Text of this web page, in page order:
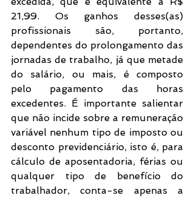
21,99. Os ganhos desses(as)
profissionais são, portanto,
dependentes do prolongamento das
jornadas de trabalho, já que metade
do salário, ou mais, é composto
pelo pagamento das horas
excedentes. É importante salientar
que não incide sobre a remuneração
variável nenhum tipo de imposto ou
desconto previdenciário, isto é, para
cálculo de aposentadoria, férias ou
qualquer tipo de benefício do
trabalhador, conta-se apenas a